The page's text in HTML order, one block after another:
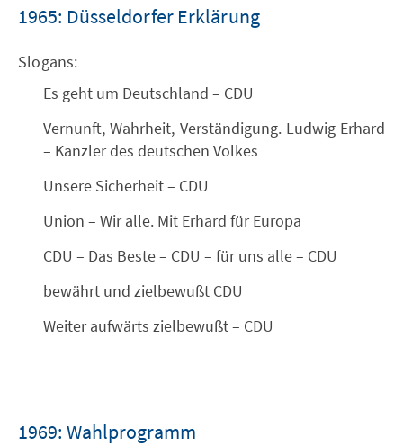
1965: Düsseldorfer Erklärung
Slogans:
Es geht um Deutschland – CDU
Vernunft, Wahrheit, Verständigung. Ludwig Erhard
– Kanzler des deutschen Volkes
Unsere Sicherheit – CDU
Union – Wir alle. Mit Erhard für Europa
CDU – Das Beste – CDU – für uns alle – CDU
bewährt und zielbewußt CDU
Weiter aufwärts zielbewußt – CDU
1969: Wahlprogramm